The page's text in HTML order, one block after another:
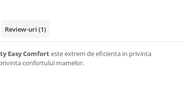
Review-uri (1)
Easy Comforteste extrem de eficienta in privinta
confortului mamelor.